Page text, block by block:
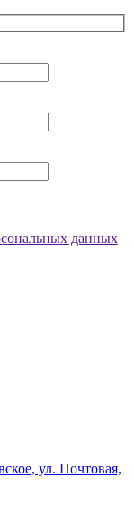
данных
ул. Почтовая,